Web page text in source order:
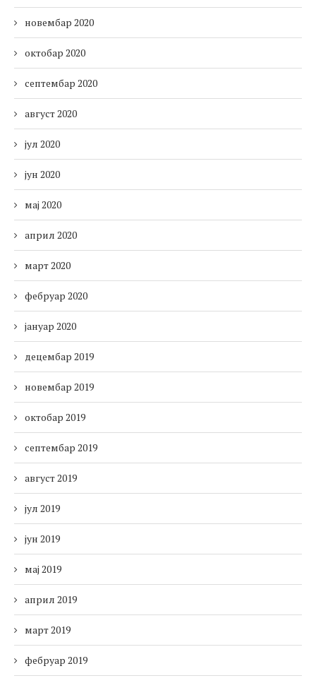
новембар 2020
октобар 2020
септембар 2020
август 2020
јул 2020
јун 2020
мај 2020
април 2020
март 2020
фебруар 2020
јануар 2020
децембар 2019
новембар 2019
октобар 2019
септембар 2019
август 2019
јул 2019
јун 2019
мај 2019
април 2019
март 2019
фебруар 2019